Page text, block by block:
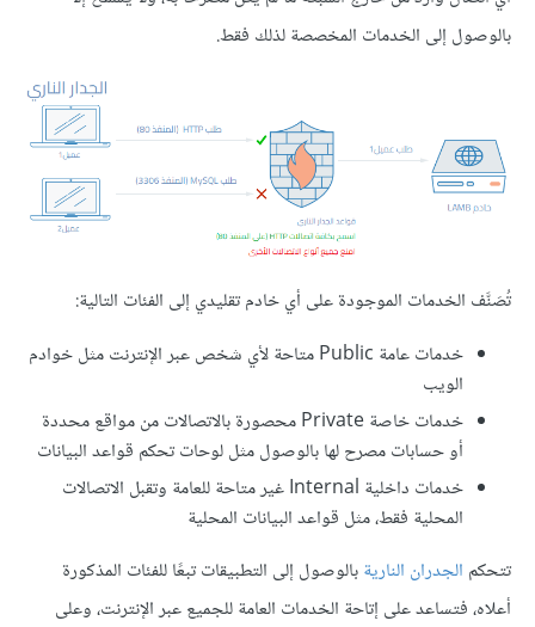
بالوصول إلى الخدمات المخصصة لذلك فقط.
تُصَنَّف الخدمات الموجودة على أي خادم تقليدي إلى الفئات التالية:
خدمات عامة Public متاحة لأي شخص عبر الإنترنت مثل خوادم
الويب
خدمات خاصة Private محصورة بالاتصالات من مواقع محددة
أو حسابات مصرح لها بالوصول مثل لوحات تحكم قواعد البيانات
خدمات داخلية Internal غير متاحة للعامة وتقبل الاتصالات
المحلية فقط، مثل قواعد البيانات المحلية
تتحكم الجدران الناريةبالوصول إلى التطبيقات تبعًا للفئات المذكورة
أعلاه، فتساعد على إتاحة الخدمات العامة للجميع عبر الإنترنت، وعلى